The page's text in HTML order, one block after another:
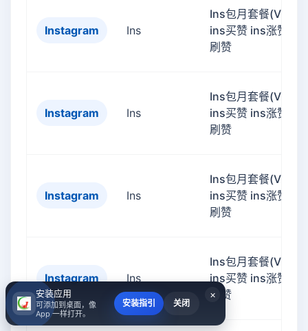
Instagram Ins
Ins包月套餐(VIP)
ins买赞 ins涨赞 ins
刷赞
Instagram Ins
Ins包月套餐(VIP)
ins买赞 ins涨赞 ins
刷赞
Instagram Ins
Ins包月套餐(VIP)
ins买赞 ins涨赞 ins
刷赞
Instagram Ins
Ins包月套餐(VIP)
ins买赞 ins涨赞 ins
刷赞
×
安装应用
可添加到桌面，像
App 一样打开。
安装指引 关闭